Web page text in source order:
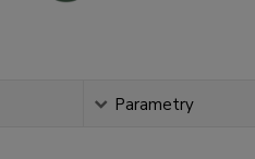
Parametry